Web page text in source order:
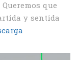
que
y sentida